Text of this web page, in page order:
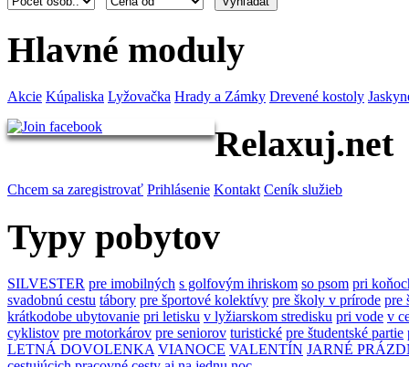
Hlavné moduly
Akcie Kúpaliska Lyžovačka Hrady a Zámky Drevené kostoly
Relaxuj.net
Chcem sa zaregistrovať Prihlásenie Kontakt Ceník služieb
Typy pobytov
SILVESTER pre imobilných s golfovým ihriskom so psom pri
svadobnú cestu tábory pre športové kolektívy pre školy v prírode pre
krátkodobe ubytovanie pri letisku v lyžiarskom stredisku pri vode v
cyklistov pre motorkárov pre seniorov turistické pre študentské partie
LETNÁ DOVOLENKA VIANOCE VALENTÍN JARNÉ